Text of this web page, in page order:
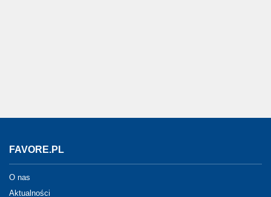
FAVORE.PL
O nas
Aktualności